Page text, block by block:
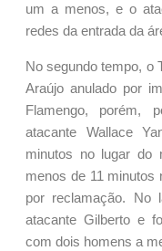
um a menos, e o
redes da entrada da
No segundo tempo, o
Araújo anulado por
Flamengo, porém,
atacante Wallace
minutos no lugar do
menos de 11 minutos
por reclamação. No
atacante Gilberto e
com dois homens a